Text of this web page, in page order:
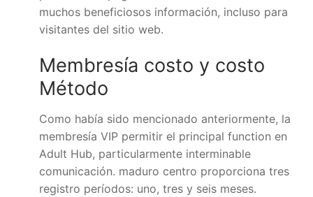
muchos beneficiosos información, incluso para
visitantes del sitio web.
Membresía costo y costo
Método
Como había sido mencionado anteriormente, la
membresía VIP permitir el principal function en
Adult Hub, particularmente interminable
comunicación. maduro centro proporciona tres
registro períodos: uno, tres y seis meses.